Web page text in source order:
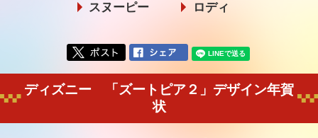
スヌーピー
ロディ
ディズニー 「ズートピア２」デザイン年賀
状